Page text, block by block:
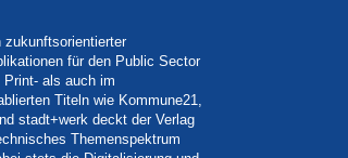
zukunftsorientierter
für den Public Sector
als auch im
Titeln wie Kommune21,
stadt+werk deckt der Verlag
Themenspektrum